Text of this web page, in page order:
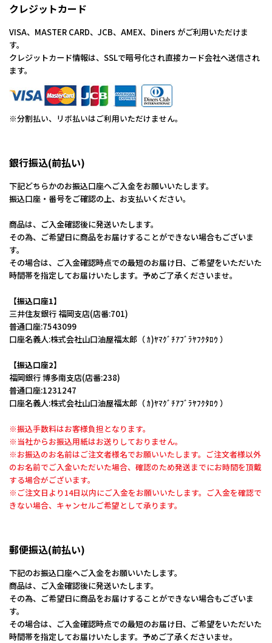
クレジットカード
VISA、MASTER CARD、JCB、AMEX、Diners がご利用いただけま
す。
クレジットカード情報は、SSLで暗号化され直接カード会社へ送信され
ます。
※分割払い、リボ払いはご利用いただけません。
銀行振込(前払い)
下記どちらかのお振込口座へご入金をお願いいたします。
振込口座・番号をご確認の上、お支払いください。
商品は、ご入金確認後に発送いたします。
その為、ご希望日に商品をお届けすることができない場合もございま
す。
その場合は、ご入金確認時点での最短のお届け日、ご希望をいただいた
時間帯を指定してお届けいたします。予めご了承くださいませ。
【振込口座1】
三井住友銀行 福岡支店(店番:701)
普通口座:7543099
口座名義人:株式会社山口油屋福太郎（ ｶ)ﾔﾏｸﾞﾁｱﾌﾞﾗﾔﾌｸﾀﾛｳ ）
【振込口座2】
福岡銀行 博多南支店(店番:238)
普通口座:1231247
口座名義人:株式会社山口油屋福太郎（ ｶ)ﾔﾏｸﾞﾁｱﾌﾞﾗﾔﾌｸﾀﾛｳ ）
※振込手数料はお客様負担となります。
※当社からお振込用紙はお送りしておりません。
※お振込のお名前はご注文者様名でお願いいたします。ご注文者様以外
のお名前でご入金いただいた場合、確認のため発送までにお時間を頂戴
する場合がございます。
※ご注文日より14日以内にご入金をお願いいたします。ご入金を確認で
きない場合、キャンセルご希望として承ります。
郵便振込(前払い)
下記のお振込口座へご入金をお願いいたします。
商品は、ご入金確認後に発送いたします。
その為、ご希望日に商品をお届けすることができない場合もございま
す。
その場合は、ご入金確認時点での最短のお届け日、ご希望をいただいた
時間帯を指定してお届けいたします。予めご了承くださいませ。